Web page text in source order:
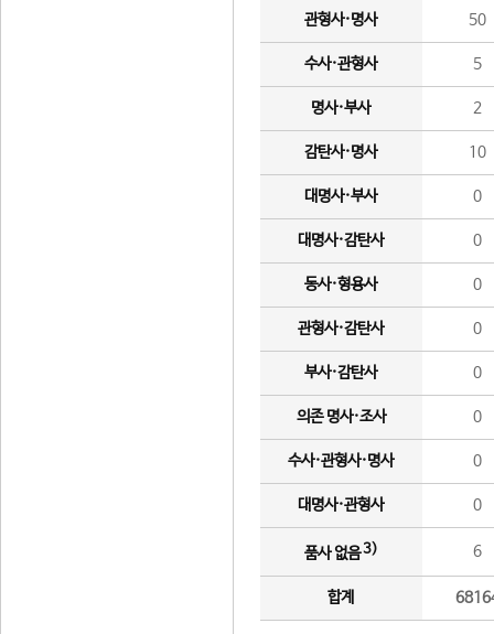
관형사·명사 50
수사·관형사 5
명사·부사 2
감탄사·명사 10
대명사·부사 0
대명사·감탄사 0
동사·형용사 0
관형사·감탄사 0
부사·감탄사 0
의존 명사·조사 0
수사·관형사·명사 0
대명사·관형사 0
품사 없음3) 6
합계